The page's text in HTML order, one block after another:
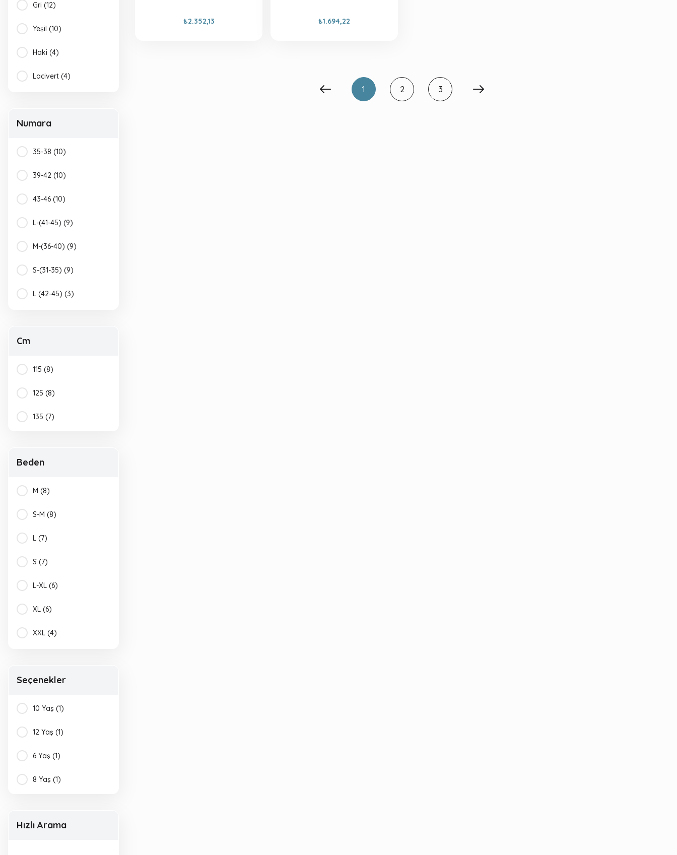
Gri (12)
Yeşil (10)
Haki (4)
Lacivert (4)
Sarı (3)
Gri-Lacivert (2)
Lacivert-Gri (2)
Lacivert-Mavi (2)
Bordo (1)
F.Yeşil (1)
Kahve-Gri (1)
Kahve-Siyah (1)
Numara
35-38 (10)
39-42 (10)
43-46 (10)
L-(41-45) (9)
M-(36-40) (9)
S-(31-35) (9)
L (42-45) (3)
Cm
115 (8)
125 (8)
135 (7)
Beden
M (8)
S-M (8)
L (7)
S (7)
L-XL (6)
XL (6)
XXL (4)
39-42 (3)
43-46 (3)
XS (2)
XXXL (2)
Seçenekler
10 Yaş (1)
12 Yaş (1)
6 Yaş (1)
8 Yaş (1)
Hızlı Arama
₺2.352,13 ₺1.694,22
1 2 3